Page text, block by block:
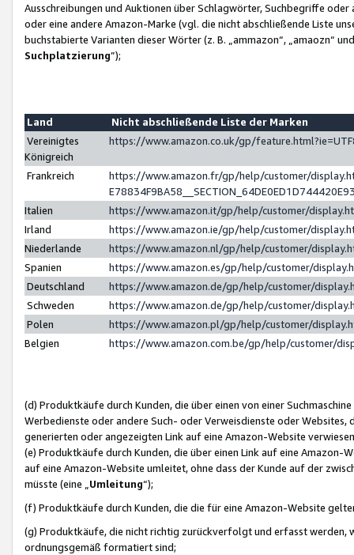
Ausschreibungen und Auktionen über Schlagwörter, Suchbegriffe
oder eine andere Amazon-Marke (vgl. die nicht abschließende Liste
buchstabierte Varianten dieser Wörter (z. B. „ammazon“, „amaozn“
Suchplatzierung”);
Land
Nicht abschließende Liste der Marken
Vereinigtes
Königreich
https://www.amazon.co.uk/gp/
Frankreich
https://www.amazon.fr/gp/help/customer/
Italien
https://www.amazon.it/gp/help/customer/
Irland
https://www.amazon.ie/gp/help/customer/
Niederlande
https://www.amazon.nl/gp/help/customer/
Spanien
https://www.amazon.es/gp/help/customer/
Deutschland
https://www.amazon.de/gp/help/customer/
Schweden
https://www.amazon.de/gp/help/customer/
Polen
https://www.amazon.pl/gp/help/customer/
Belgien
https://www.amazon.com.be/gp/help/customer/
(d) Produktkäufe durch Kunden, die über einen von einer
Werbedienste oder andere Such- oder Verweisdienste oder Websites,
generierten oder angezeigten Link auf eine Amazon-Website
(e) Produktkäufe durch Kunden, die über einen Link auf eine
auf eine Amazon-Website umleitet, ohne dass der Kunde auf der
müsste (eine „ Umleitung“);
(f) Produktkäufe durch Kunden, die die für eine Amazon-Website
(g) Produktkäufe, die nicht richtig zurückverfolgt und erfasst werden,
ordnungsgemäß formatiert sind;